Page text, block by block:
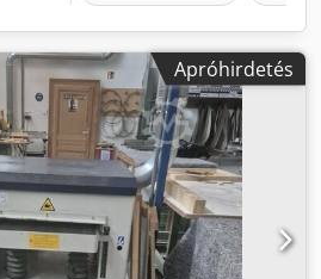
Apróhirdetés